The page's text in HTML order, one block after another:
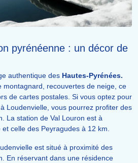
pyrénéenne : un décor de
authentique des Hautes-Pyrénées.
montagnard, recouvertes de neige, ce
de cartes postales. Si vous optez pour
Loudenvielle, vous pourrez profiter des
La station de Val Louron est à
celle des Peyragudes à 12 km.
est situé à proximité des
En réservant dans une résidence